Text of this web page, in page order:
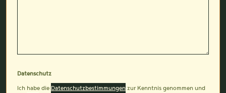
Datenschutz
Ich habe die Datenschutzbestimmungen zur Kenntnis genommen und